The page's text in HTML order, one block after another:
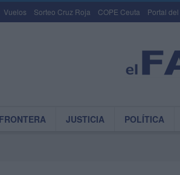
Vuelos Sorteo Cruz Roja COPE Ceuta Portal
FRONTERA JUSTICIA POLÍTICA